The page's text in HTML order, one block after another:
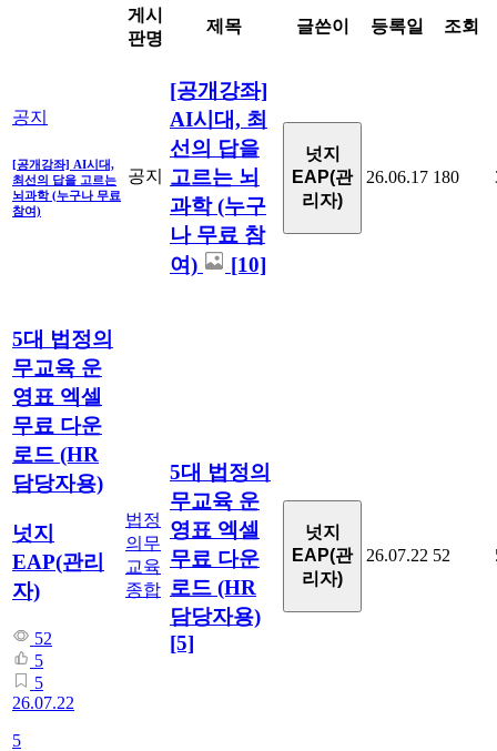
게시
판명
제목 글쓴이 등록일 조회
공지
[공개강좌] AI시대,
최선의 답을 고르는
뇌과학 (누구나 무료
참여)
공지
[공개강좌]
AI시대, 최
선의 답을
고르는 뇌
과학 (누구
나 무료 참
여)
[10]
넛지
EAP(관
리자)
26.06.17 180
5대 법정의
무교육 운
영표 엑셀
무료 다운
로드 (HR
담당자용)
넛지
EAP(관리
자)
52
5
5
26.07.22
5
법정
의무
교육
종합
5대 법정의
무교육 운
영표 엑셀
무료 다운
로드 (HR
담당자용)
[5]
넛지
EAP(관
리자)
26.07.22 52